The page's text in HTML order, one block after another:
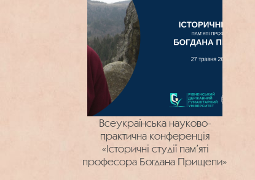
Всеукраїнська науково-
практична конференція
«Історичні студії пам’яті
професора Богдана Прищепи»